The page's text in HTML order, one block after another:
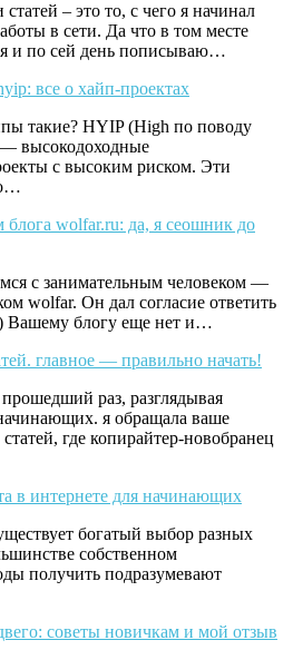
– это то, с чего я начинал
в сети. Да что в том месте
я и по сей день пописываю…
все о хайп-проектах
такие? HYIP (High по поводу
— высокодоходные
с высоким риском. Эти
wolfar.ru: да, я сеошник до
с занимательным человеком —
wolfar. Он дал согласие ответить
Вашему блогу еще нет и…
главное — правильно начать!
раз, разглядывая
я обращала ваше
где копирайтер-новобранец
в интернете для начинающих
богатый выбор разных
собственном
получить подразумевают
советы новичкам и мой отзыв